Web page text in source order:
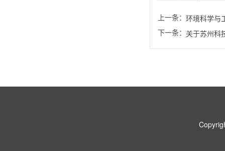
上一条： 环境科学与
下一条： 关于苏州科